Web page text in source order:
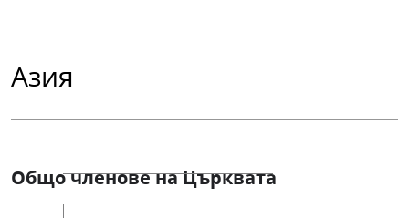
Азия
Общо членове на Църквата